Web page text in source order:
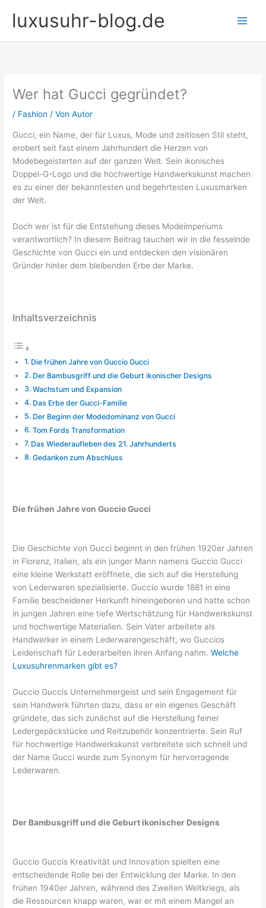
Inhaltluxusuhr-blog.de
Wer hat Gucci gegründet?
/ Fashion / VonAutor
Gucci, ein Name, der für Luxus, Mode und zeitlosen Stil steht,
erobert seit fast einem Jahrhundert die Herzen von
Modebegeisterten auf der ganzen Welt. Sein ikonisches
Doppel-G-Logo und die hochwertige Handwerkskunst machen
es zu einer der bekanntesten und begehrtesten Luxusmarken
der Welt.
Doch wer ist für die Entstehung dieses Modeimperiums
verantwortlich? In diesem Beitrag tauchen wir in die fesselnde
Geschichte von Gucci ein und entdecken den visionären
Gründer hinter dem bleibenden Erbe der Marke.
Inhaltsverzeichnis
Die frühen Jahre von Guccio Gucci
Der Bambusgriff und die Geburt ikonischer Designs
Wachstum und Expansion
Das Erbe der Gucci-Familie
Der Beginn der Modedominanz von Gucci
Tom Fords Transformation
Das Wiederaufleben des 21. Jahrhunderts
Gedanken zum Abschluss
Die frühen Jahre von Guccio Gucci
Die Geschichte von Gucci beginnt in den frühen 1920er Jahren
in Florenz, Italien, als ein junger Mann namens Guccio Gucci
eine kleine Werkstatt eröffnete, die sich auf die Herstellung
von Lederwaren spezialisierte. Guccio wurde 1881 in eine
Familie bescheidener Herkunft hineingeboren und hatte schon
in jungen Jahren eine tiefe Wertschätzung für Handwerkskunst
und hochwertige Materialien. Sein Vater arbeitete als
Handwerker in einem Lederwarengeschäft, wo Guccios
Leidenschaft für Lederarbeiten ihren Anfang nahm.Welche
Luxusuhrenmarken gibt es?
Guccio Guccis Unternehmergeist und sein Engagement für
sein Handwerk führten dazu, dass er ein eigenes Geschäft
gründete, das sich zunächst auf die Herstellung feiner
Ledergepäckstücke und Reitzubehör konzentrierte. Sein Ruf
für hochwertige Handwerkskunst verbreitete sich schnell und
der Name Gucci wurde zum Synonym für hervorragende
Lederwaren.
Der Bambusgriff und die Geburt ikonischer Designs
Guccio Guccis Kreativität und Innovation spielten eine
entscheidende Rolle bei der Entwicklung der Marke. In den
frühen 1940er Jahren, während des Zweiten Weltkriegs, als
die Ressourcen knapp waren, war er mit einem Mangel an